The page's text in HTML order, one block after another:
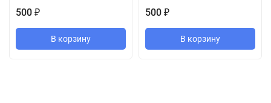
500 ₽
В корзину
500 ₽
В корзину